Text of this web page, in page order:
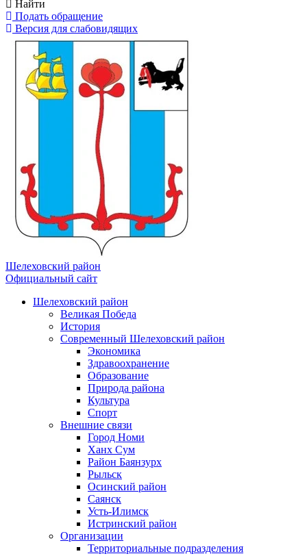
Найти
Подать обращение
Версия для слабовидящих
Шелеховский район
Официальный сайт
Шелеховский район
Великая Победа
История
Современный Шелеховский район
Экономика
Здравоохранение
Образование
Природа района
Культура
Спорт
Внешние связи
Город Номи
Ханх Сум
Район Баянзурх
Рыльск
Осинский район
Саянск
Усть-Илимск
Истринский район
Организации
Территориальные подразделения